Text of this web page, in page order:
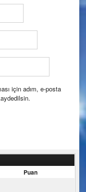
için adım, e-posta
Puan